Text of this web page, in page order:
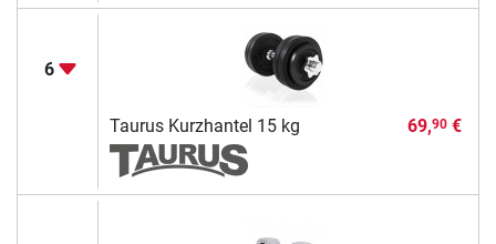
6
Taurus Kurzhantel 15 kg 69,90€